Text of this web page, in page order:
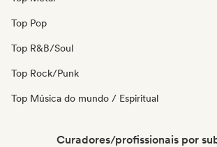
Top Pop
Top R&B/Soul
Top Rock/Punk
Top Música do mundo / Espiritual
Curadores/profissionais por